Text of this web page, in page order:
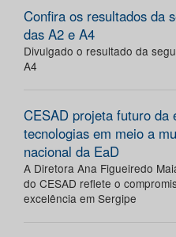
Confira os resultados da
das A2 e A4
Divulgado o resultado da
A4
CESAD projeta futuro da
tecnologias em meio a
nacional da EaD
A Diretora Ana Figueiredo
do CESAD reflete o
excelência em Sergipe